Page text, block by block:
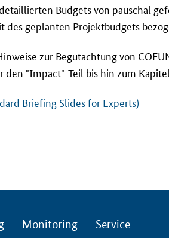
Budgets von pauschal
geplanten Projektbudgets
zur Begutachtung von
den "Impact"-Teil bis hin zum
Briefing Slides for Experts)
Monitoring Service